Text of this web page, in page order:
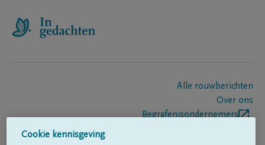
Alle rouwberichten
Over ons
Begrafenisondernemers
Cookie kennisgeving